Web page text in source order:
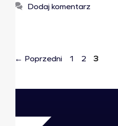
Dodaj komentarz
← Poprzedni 1 2 3